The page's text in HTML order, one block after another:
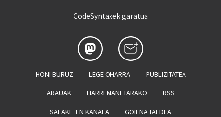
CodeSyntaxek garatua
HONI BURUZ LEGE OHARRA PUBLIZITATEA
ARAUAK HARREMANETARAKO RSS
SALAKETEN KANALA GOIENA TALDEA